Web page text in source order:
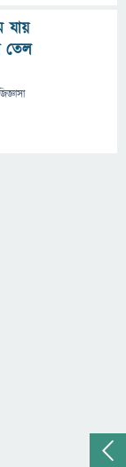
যায়
তেল